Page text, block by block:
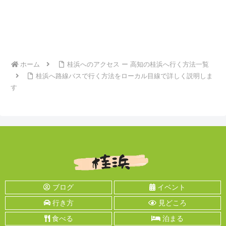
ホーム
桂浜へのアクセス ー 高知の桂浜へ行く方法一覧
桂浜へ路線バスで行く方法をローカル目線で詳しく説明しま
す
ブログ
イベント
行き方
見どころ
食べる
泊まる